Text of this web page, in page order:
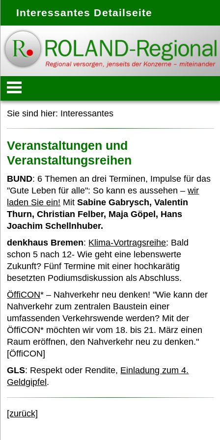
Interessantes Detailseite
Startseite
Konzept
Anbieter
Treffpunkte
Termine
Bildung und Wissen e. V.
Interessantes
Medien
FAQ
Sie sind hier: Interessantes
Veranstaltungen und
Veranstaltungsreihen
BUND: 6 Themen an drei Terminen, Impulse für das
"Gute Leben für alle": So kann es aussehen –wir
laden Sie ein! MitSabine Gabrysch, Valentin
Thurn, Christian Felber, Maja Göpel, Hans
Joachim Schellnhuber.
denkhaus Bremen: Klima-Vortragsreihe: Bald
schon 5 nach 12- Wie geht eine lebenswerte
Zukunft? Fünf Termine mit einer hochkarätig
besetzten Podiumsdiskussion als Abschluss.
ÖffiCON* – Nahverkehr neu denken! "Wie kann der
Nahverkehr zum zentralen Baustein einer
umfassenden Verkehrswende werden? Mit der
ÖffiCON* möchten wir vom 18. bis 21. März einen
Raum eröffnen, den Nahverkehr neu zu denken."
[ÖffiCON]
GLS: Respekt oder Rendite, Einladung zum 4.
Geldgipfel .
[zurück]